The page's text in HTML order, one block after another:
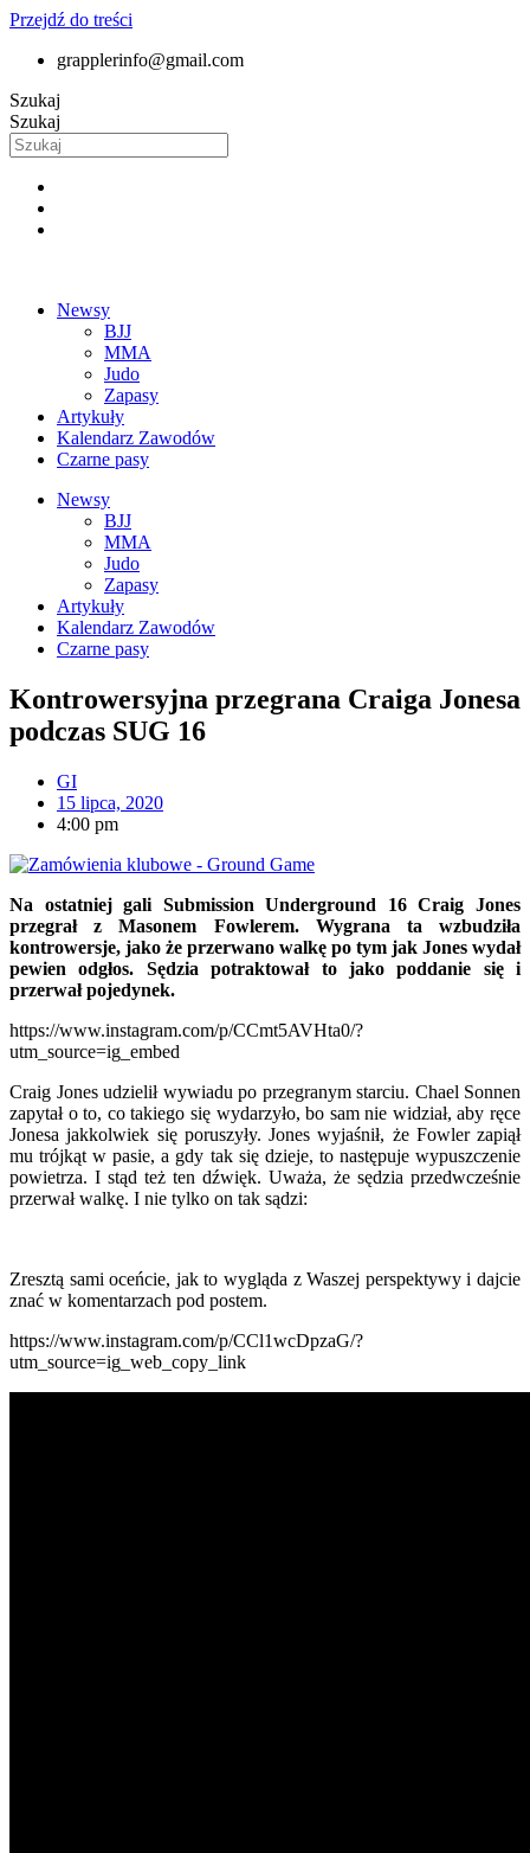
Przejdź do treści
grapplerinfo@gmail.com
Szukaj
Szukaj
Newsy
BJJ
MMA
Judo
Zapasy
Artykuły
Kalendarz Zawodów
Czarne pasy
Newsy
BJJ
MMA
Judo
Zapasy
Artykuły
Kalendarz Zawodów
Czarne pasy
Kontrowersyjna przegrana Craiga Jonesa
podczas SUG 16
GI
15 lipca, 2020
4:00 pm
Na ostatniej gali Submission Underground 16 Craig Jones
przegrał z Masonem Fowlerem. Wygrana ta wzbudziła
kontrowersje, jako że przerwano walkę po tym jak Jones wydał
pewien odgłos. Sędzia potraktował to jako poddanie się i
przerwał pojedynek.
https://www.instagram.com/p/CCmt5AVHta0/?
utm_source=ig_embed
Craig Jones udzielił wywiadu po przegranym starciu. Chael Sonnen
zapytał o to, co takiego się wydarzyło, bo sam nie widział, aby ręce
Jonesa jakkolwiek się poruszyły. Jones wyjaśnił, że Fowler zapiął
mu trójkąt w pasie, a gdy tak się dzieje, to następuje wypuszczenie
powietrza. I stąd też ten dźwięk. Uważa, że sędzia przedwcześnie
przerwał walkę. I nie tylko on tak sądzi:
Zresztą sami oceńcie, jak to wygląda z Waszej perspektywy i dajcie
znać w komentarzach pod postem.
https://www.instagram.com/p/CCl1wcDpzaG/?
utm_source=ig_web_copy_link